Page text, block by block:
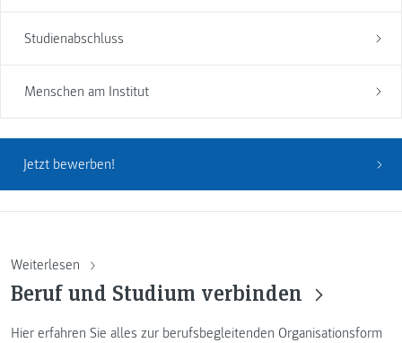
Studienabschluss
Menschen am Institut
Jetzt bewerben!
Weiterlesen
Beruf und Studium verbinden
Hier erfahren Sie alles zur berufsbegleitenden Organisationsform